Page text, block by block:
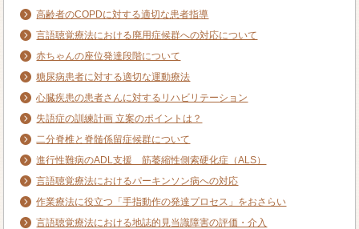
高齢者のCOPDに対する適切な患者指導
言語聴覚療法における廃用症候群への対応について
赤ちゃんの座位発達段階について
糖尿病患者に対する適切な運動療法
心臓疾患の患者さんに対するリハビリテーション
失語症の訓練計画 立案のポイントは？
二分脊椎と脊髄係留症候群について
進行性難病のADL支援 筋萎縮性側索硬化症（ALS）
言語聴覚療法におけるパーキンソン病への対応
作業療法に役立つ「手指動作の発達プロセス」をおさらい
言語聴覚療法における地誌的見当識障害の評価・介入